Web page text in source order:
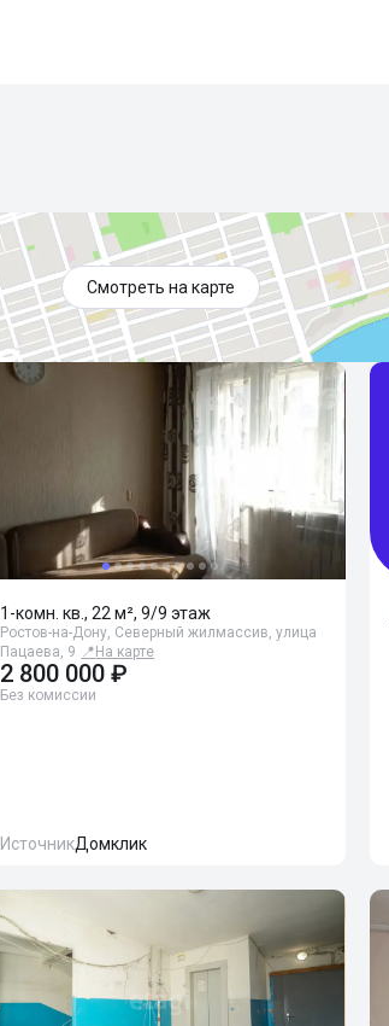
Смотреть на карте
1-комн. кв., 22 м², 9/9 этаж
Ростов-на-Дону, Северный жилмассив, улица
Пацаева, 9 📍 На карте
2 800 000 ₽
Без комиссии
ИсточникДомклик